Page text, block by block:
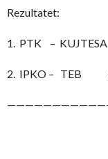
Rezultatet:
1. PTK –
2. IPKO – TEB